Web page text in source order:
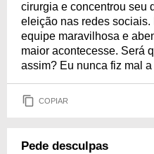
cirurgia e concentrou seu
eleição nas redes
equipe maravilhosa e
maior acontecesse. Será
assim? Eu nunca fiz mal
COPIAR
Pede desculpas